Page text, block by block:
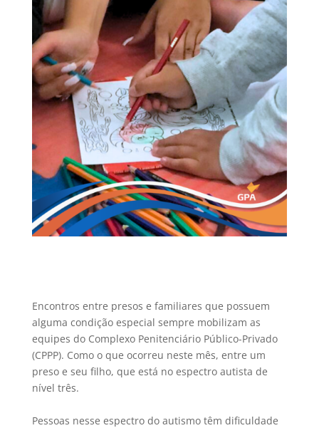
Encontros entre presos e familiares que possuem
alguma condição especial sempre mobilizam as
equipes do Complexo Penitenciário Público-Privado
(CPPP). Como o que ocorreu neste mês, entre um
preso e seu filho, que está no espectro autista de
nível três.
Pessoas nesse espectro do autismo têm dificuldade